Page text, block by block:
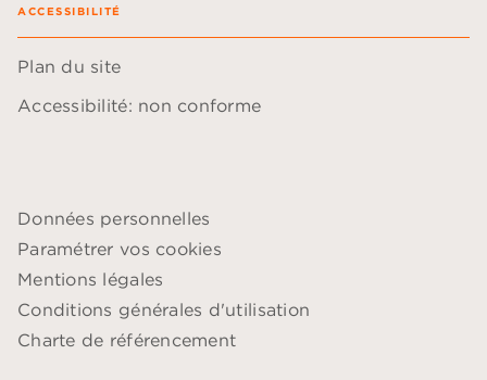
ACCESSIBILITÉ
Plan du site
Accessibilité: non conforme
Données personnelles
Paramétrer vos cookies
Mentions légales
Conditions générales d'utilisation
Charte de référencement